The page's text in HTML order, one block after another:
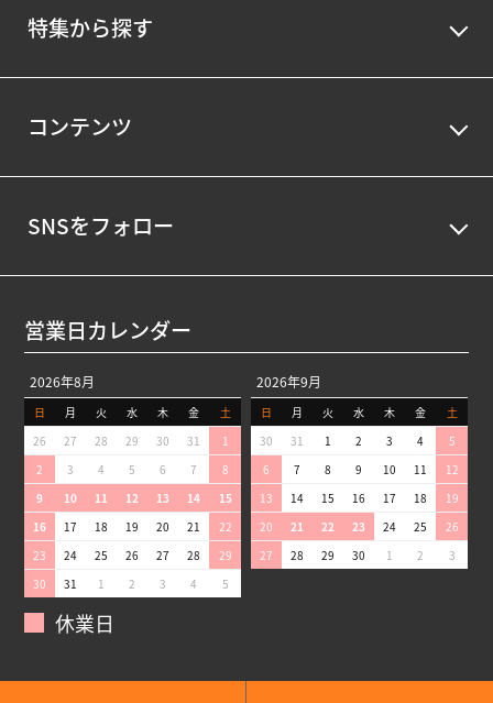
特集から探す
コンテンツ
SNSをフォロー
営業日カレンダー
2026年8月
日 月 火 水 木 金
土
26
27 28 29 30 31
1
2
3 4 5 6 7
8
9
10 11 12 13 14
15
16
17 18 19 20 21
22
23
24 25 26 27 28
29
30
31 1 2 3 4 5
2026年9月
日 月 火 水 木 金
土
30
31 1 2 3 4
5
6
7 8 9 10 11
12
13
14 15 16 17 18
19
20
21 22 23 24 25
26
27
28 29 30 1 2 3
休業日